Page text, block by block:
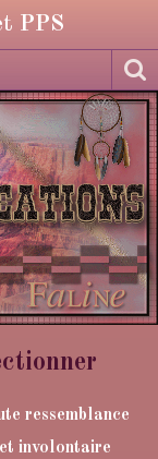
PPS
ressemblance
involontaire